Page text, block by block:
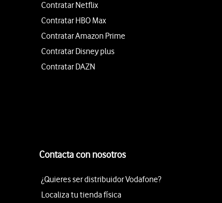
Contratar Netflix
Contratar HBO Max
Contratar Amazon Prime
Contratar Disney plus
Contratar DAZN
Contacta con nosotros
¿Quieres ser distribuidor Vodafone?
Localiza tu tienda física